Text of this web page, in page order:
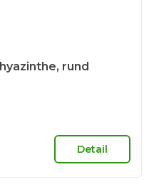
rund
Detail